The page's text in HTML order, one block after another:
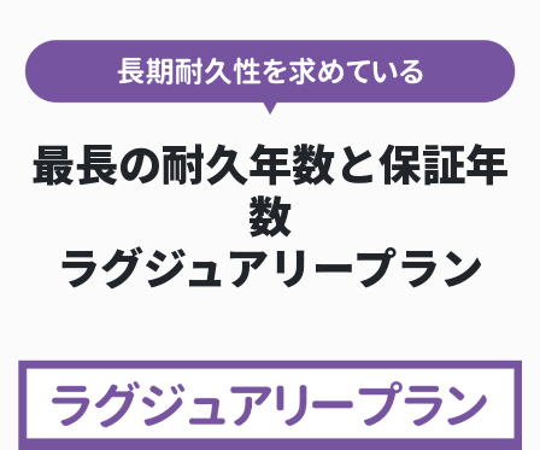
最長の耐久年数と保証年
数
ラグジュアリープラン